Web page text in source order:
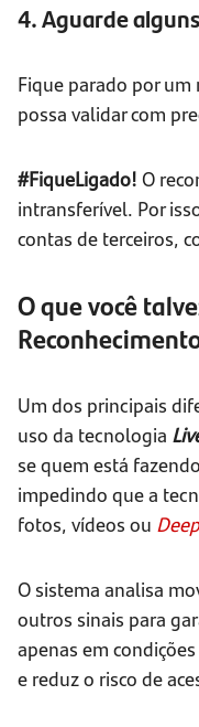
4. Aguarde
Fique parado por
possa validar com
#FiqueLigado! O
intransferível. Por
contas de terceiros,
O que você
Um dos principais
uso da tecnologia
se quem está
impedindo que a
fotos, vídeos ou
O sistema analisa
outros sinais para
apenas em
e reduz o risco de